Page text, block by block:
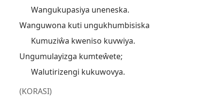
Wangukupasiya uneneska.
Wanguwona kuti ungukhumbisiska
Kumuziŵa kweniso kuvwiya.
Ungumulayizga kumteŵete;
Walutirizengi kukuwovya.
(KORASI)